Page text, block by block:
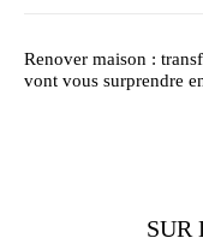
Renover maison :
vont vous surprendre
SUR